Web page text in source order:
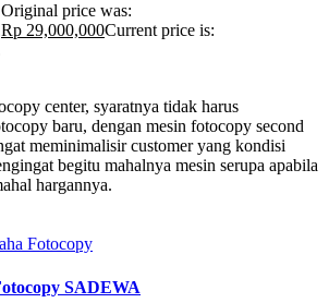
Original price was:
Rp 29,000,000Current price is:
center, syaratnya tidak harus
baru, dengan mesin fotocopy second
meminimalisir customer yang kondisi
begitu mahalnya mesin serupa apabila
hargannya.
Fotocopy
SADEWA